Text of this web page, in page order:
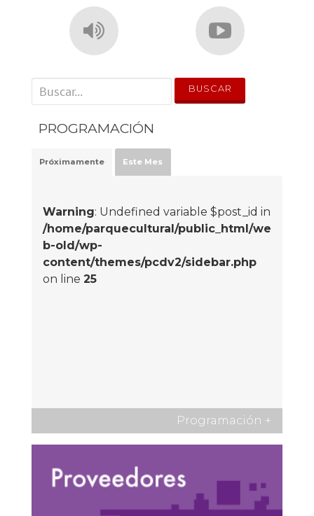
' . __('Search for:') . '
PROGRAMACIÓN
Próximamente Este Mes
Warning: Undefined variable $post_id in
/home/parquecultural/public_html/we
b-old/wp-
content/themes/pcdv2/sidebar.php
on line 25
Programación +